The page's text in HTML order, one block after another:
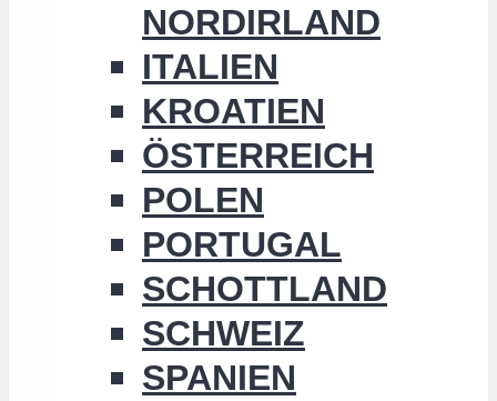
NORDIRLAND
ITALIEN
KROATIEN
ÖSTERREICH
POLEN
PORTUGAL
SCHOTTLAND
SCHWEIZ
SPANIEN